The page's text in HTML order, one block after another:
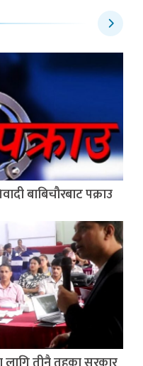
बाबिचौरबाट पक्राउ